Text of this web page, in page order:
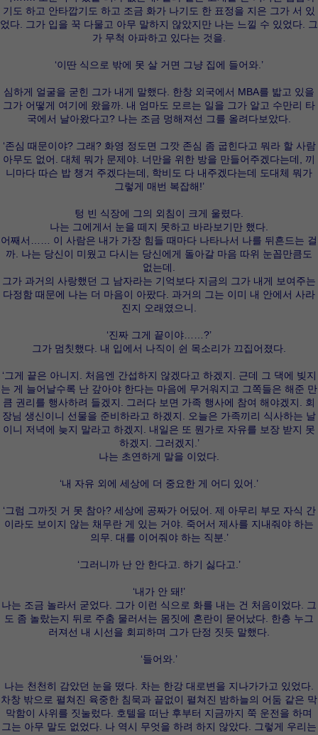
기도 하고 안타깝기도 하고 조금 화가 나기도 한 표정을 지은 그가 서 있
었다. 그가 입을 꾹 다물고 아무 말하지 않았지만 나는 느낄 수 있었다. 그
가 무척 아파하고 있다는 것을.
‘이딴 식으로 밖에 못 살 거면 그냥 집에 들어와.’
심하게 얼굴을 굳힌 그가 내게 말했다. 한창 외국에서 MBA를 밟고 있을
그가 어떻게 여기에 왔을까. 내 엄마도 모르는 일을 그가 알고 수만리 타
국에서 날아왔다고? 나는 조금 멍해져선 그를 올려다보았다.
‘존심 때문이야? 그래? 화영 정도면 그깟 존심 좀 굽힌다고 뭐라 할 사람
아무도 없어. 대체 뭐가 문제야. 너만을 위한 방을 만들어주겠다는데, 끼
니마다 따슨 밥 챙겨 주겠다는데, 학비도 다 내주겠다는데 도대체 뭐가
그렇게 매번 복잡해!’
텅 빈 식장에 그의 외침이 크게 울렸다.
나는 그에게서 눈을 떼지 못하고 바라보기만 했다.
어째서…… 이 사람은 내가 가장 힘들 때마다 나타나서 나를 뒤흔드는 걸
까. 나는 당신이 미웠고 다시는 당신에게 돌아갈 마음 따위 눈꼽만큼도
없는데.
그가 과거의 사랑했던 그 남자라는 기억보다 지금의 그가 내게 보여주는
다정함 때문에 나는 더 마음이 아팠다. 과거의 그는 이미 내 안에서 사라
진지 오래였으니.
‘진짜 그게 끝이야……?’
그가 멈칫했다. 내 입에서 나직이 쉰 목소리가 끄집어졌다.
‘그게 끝은 아니지. 처음엔 간섭하지 않겠다고 하겠지. 근데 그 댁에 빚지
는 게 늘어날수록 난 갚아야 한다는 마음에 무거워지고 그쪽들은 해준 만
큼 권리를 행사하려 들겠지. 그러다 보면 가족 행사에 참여 해야겠지. 회
장님 생신이니 선물을 준비하라고 하겠지. 오늘은 가족끼리 식사하는 날
이니 저녁에 늦지 말라고 하겠지. 내일은 또 뭔가로 자유를 보장 받지 못
하겠지. 그러겠지.’
나는 초연하게 말을 이었다.
‘내 자유 외에 세상에 더 중요한 게 어디 있어.’
‘그럼 그까짓 거 못 참아? 세상에 공짜가 어딨어. 제 아무리 부모 자식 간
이라도 보이지 않는 채무란 게 있는 거야. 죽어서 제사를 지내줘야 하는
의무. 대를 이어줘야 하는 직분.’
‘그러니까 난 안 한다고. 하기 싫다고.’
‘내가 안 돼!’
나는 조금 놀라서 굳었다. 그가 이런 식으로 화를 내는 건 처음이었다. 그
도 좀 놀랐는지 뒤로 주춤 물러서는 몸짓에 혼란이 묻어났다. 한층 누그
러져선 내 시선을 회피하며 그가 단정 짓듯 말했다.
‘들어와.’
나는 천천히 감았던 눈을 떴다. 차는 한강 대로변을 지나가가고 있었다.
차창 밖으로 펼쳐진 육중한 침묵과 끝없이 펼쳐진 밤하늘의 어둠 같은 막
막함이 사위를 짓눌렀다. 호텔을 떠난 후부터 지금까지 쭉 운전을 하며
그는 아무 말도 없었다. 나 역시 무엇을 하려 하지 않았다. 그렇게 우리는